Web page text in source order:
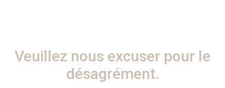
Veuillez nous excuser pour le
désagrément.